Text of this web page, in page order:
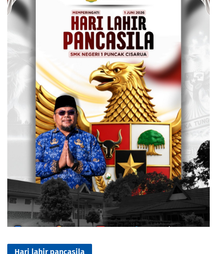
Hari lahir pancasila